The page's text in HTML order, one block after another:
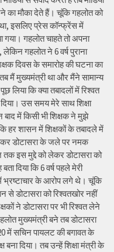
का मौका देते हैं। चूंकि गहलोत को
इसलिए प्रेस कॉन्फ्रेंस में
गया। गहलोत चाहते तो अपना
गहलोत ने 6 वर्ष पुराना
दिवस के समारोह की घटना का
मैं मुख्यमंत्री था और मैंने सामान्य
लिया कि क्या तबादलों में रिश्वत
उस समय मेरे साथ शिक्षा
बाद में किसी भी शिक्षक ने मुझे
हर शासन में शिक्षकों के तबादले में
डोटासरा के जले पर नमक
इस मुद्दे को लेकर डोटासरा को
दिया कि 6 वर्ष पहले मेरी
में भ्रष्टाचार के आरोप लगे थे। चूंकि
से डोटासरा को रिश्वतखोर नहीं
ने डोटासरा पर भी रिश्वत लेने
मुख्यमंत्री बने तब डोटासरा
में सचिन पायलट की बगावत के
दिया। तब उन्हें शिक्षा मंत्री के